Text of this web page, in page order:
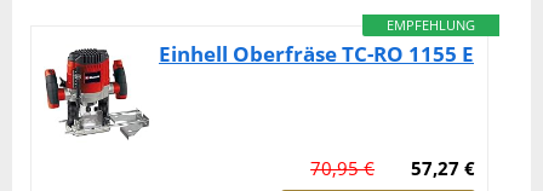
EMPFEHLUNG
Einhell Oberfräse TC-RO 1155 E
57,27 €
70,95 €